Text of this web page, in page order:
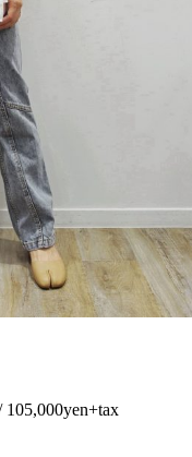
105,000yen+tax